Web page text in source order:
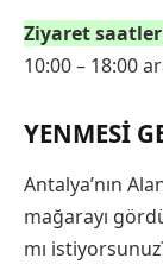
Ziyaret
10:00 – 18:00
YENMESI
Antalya’nın
mağarayı
mı